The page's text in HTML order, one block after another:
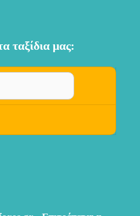
ταξίδια μας: